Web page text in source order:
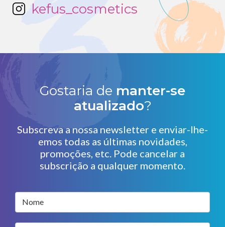
kefus_cosmetics
Gostaria de manter-se
atualizado?
Subscreva a nossa newsletter e enviar-lhe-
emos todas as últimas novidades,
promoções, etc. Pode cancelar a
subscrição a qualquer momento.
Nome